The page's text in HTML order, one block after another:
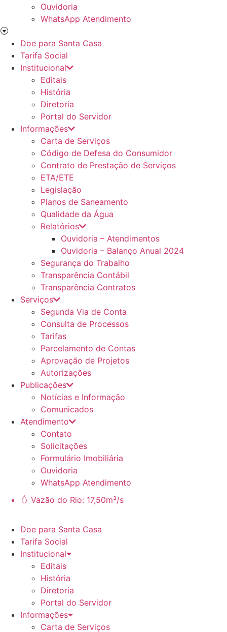
Ouvidoria
WhatsApp Atendimento
Doe para Santa Casa
Tarifa Social
Institucional
Editais
História
Diretoria
Portal do Servidor
Informações
Carta de Serviços
Código de Defesa do Consumidor
Contrato de Prestação de Serviços
ETA/ETE
Legislação
Planos de Saneamento
Qualidade da Água
Relatórios
Ouvidoria – Atendimentos
Ouvidoria – Balanço Anual 2024
Segurança do Trabalho
Transparência Contábil
Transparência Contratos
Serviços
Segunda Via de Conta
Consulta de Processos
Tarifas
Parcelamento de Contas
Aprovação de Projetos
Autorizações
Publicações
Notícias e Informação
Comunicados
Atendimento
Contato
Solicitações
Formulário Imobiliária
Ouvidoria
WhatsApp Atendimento
Vazão do Rio: 17,50m³/s
Doe para Santa Casa
Tarifa Social
Institucional
Editais
História
Diretoria
Portal do Servidor
Informações
Carta de Serviços